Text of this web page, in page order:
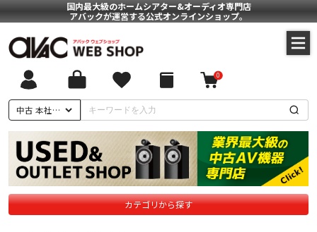
国内最大級のホームシアター&オーディオ専門店
アバックが運営する公式オンラインショップ。
中古 本社web店
0
カテゴリから探す
いて
基づく表記
リシー